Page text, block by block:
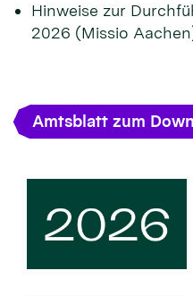
Hinweise zur
2026 (Missio
Amtsblatt zum